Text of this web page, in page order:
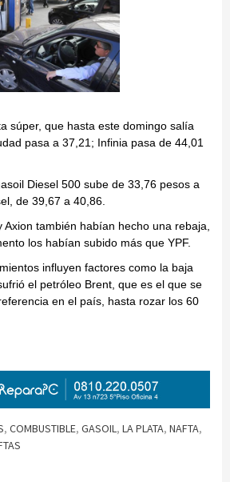
súper, que hasta este domingo salía
pasa a 37,21; Infinia pasa de 44,01
Diesel 500 sube de 33,76 pesos a
de 39,67 a 40,86.
Axion también habían hecho una rebaja,
los habían subido más que YPF.
influyen factores como la baja
el petróleo Brent, que es el que se
en el país, hasta rozar los 60
, COMBUSTIBLE, GASOIL, LA PLATA, NAFTA,